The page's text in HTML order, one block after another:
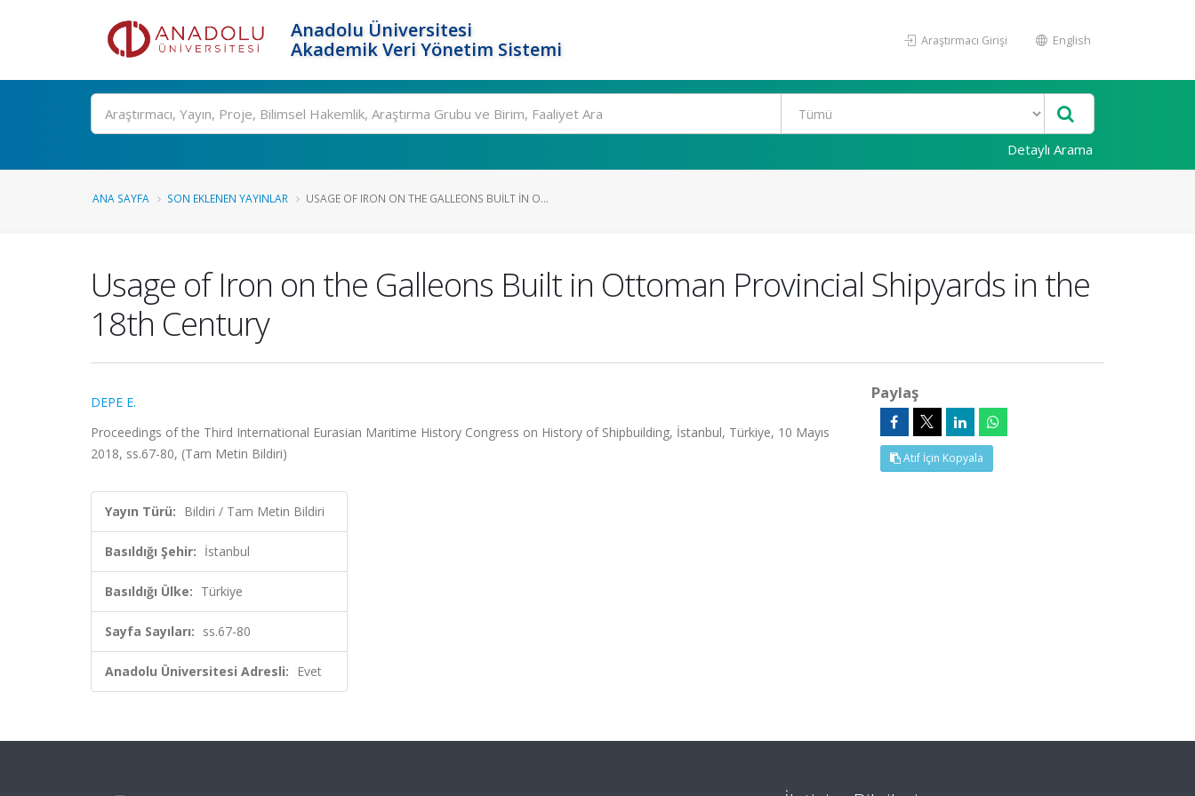
Anadolu Üniversitesi
Akademik Veri Yönetim Sistemi
Araştırmacı Girişi English
Ara
Detaylı Arama
ANA SAYFA SON EKLENEN YAYINLAR USAGE OF IRON ON THE GALLEONS BUILT IN O...
Usage of Iron on the Galleons Built in Ottoman Provincial Shipyards in the
18th Century
DEPE E.
Proceedings of the Third International Eurasian Maritime History Congress on History of Shipbuilding, İstanbul, Türkiye, 10 Mayıs
2018, ss.67-80, (Tam Metin Bildiri)
Yayın Türü: Bildiri / Tam Metin Bildiri
Basıldığı Şehir: İstanbul
Basıldığı Ülke: Türkiye
Sayfa Sayıları: ss.67-80
Anadolu Üniversitesi Adresli: Evet
Paylaş
Atıf İçin Kopyala